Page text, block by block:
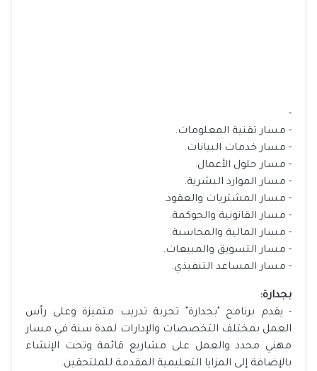
-
- مسار تقنية المعلومات.
- مسار خدمات البيانات.
- مسار حلول الأعمال.
- مسار الموارد البشرية.
- مسار المشتريات والعقود.
- مسار القانونية والحوكمة.
- مسار المالية والمحاسبة.
- مسار التسويق والمبيعات.
- مسار المساعد التنفيذي.
بجدارة:
- يقدم برنامج "بجدارة" تجربة تدريب متميزة وعلى رأس
العمل بمختلف التخصصات والإدارات لمدة سنة في مسار
مهني محدد والعمل على مشاريع قائمة وتحت الإنشاء
بالإضافة إلى المزايا التعليمية المقدمة للملتحقين.